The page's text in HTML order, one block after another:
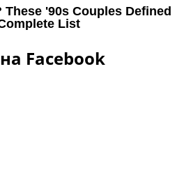
Facebook